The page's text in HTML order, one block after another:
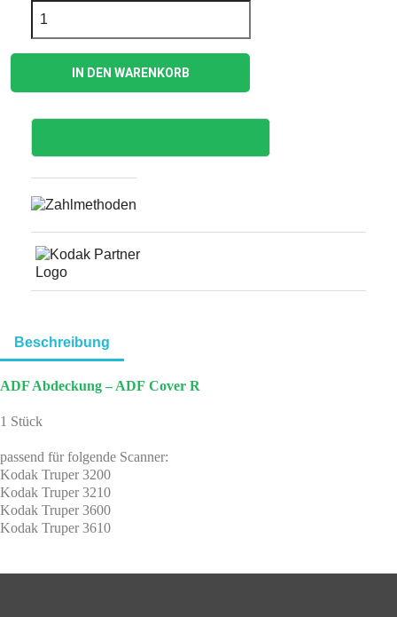
IN DEN WARENKORB
Beschreibung
ADF Abdeckung – ADF Cover R
1 Stück
passend für folgende Scanner:
Kodak Truper 3200
Kodak Truper 3210
Kodak Truper 3600
Kodak Truper 3610